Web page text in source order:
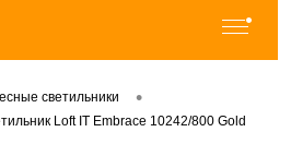
светильники •
Loft IT Embrace 10242/800 Gold